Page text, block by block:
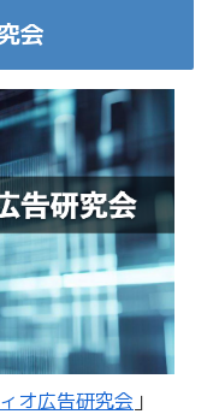
会
オ広告研究会 」